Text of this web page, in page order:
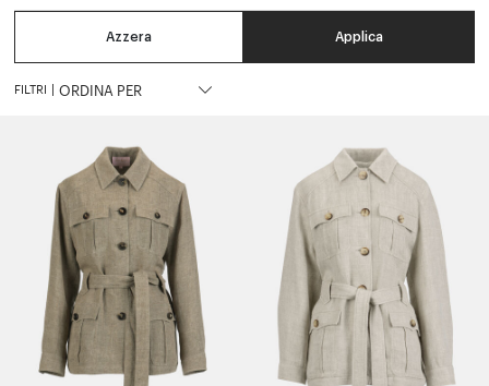
Azzera Applica
FILTRI |